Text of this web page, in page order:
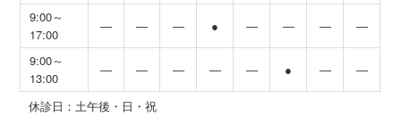
9:00～
17:00
― ― ― ● ― ― ― ―
9:00～
13:00
― ― ― ― ― ● ― ―
休診日：土午後・日・祝